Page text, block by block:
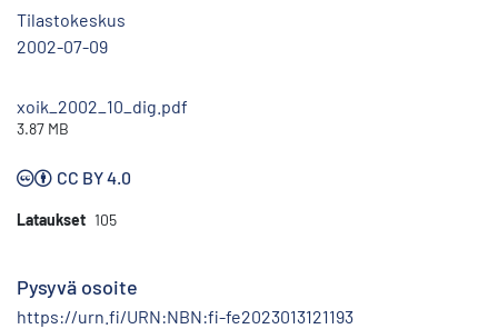
Tilastokeskus
2002-07-09
xoik_2002_10_dig.pdf
3.87 MB
CC BY 4.0
Lataukset 105
Pysyvä osoite
https://urn.fi/URN:NBN:fi-fe2023013121193